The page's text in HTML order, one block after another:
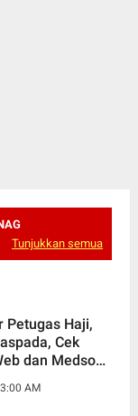
Tunjukkan semua
Petugas Haji,
Cek
dan Medsos
AM